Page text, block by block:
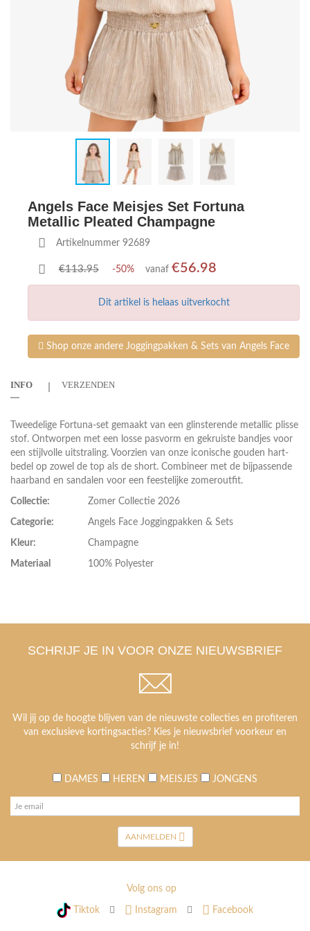
Angels Face Meisjes Set Fortuna
Metallic Pleated Champagne
Artikelnummer 92689
€113.95 -50% vanaf €56.98
Dit artikel is helaas uitverkocht
Shop onze andere Joggingpakken & Sets van Angels Face
INFO VERZENDEN
Tweedelige Fortuna-set gemaakt van een glinsterende metallic plisse
stof. Ontworpen met een losse pasvorm en gekruiste bandjes voor
een stijlvolle uitstraling. Voorzien van onze iconische gouden hart-
bedel op zowel de top als de short. Combineer met de bijpassende
haarband en sandalen voor een feestelijke zomeroutfit.
Collectie: Zomer Collectie 2026
Categorie: Angels Face Joggingpakken & Sets
Kleur: Champagne
Materiaal 100% Polyester
SCHRIJF JE IN VOOR ONZE NIEUWSBRIEF
Wil jij op de hoogte blijven van de nieuwste collecties en profiteren
van exclusieve kortingsacties? Kies je nieuwsbrief voorkeur en
schrijf je in!
DAMES HEREN MEISJES JONGENS
AANMELDEN
Volg ons op
Tiktok Instagram Facebook